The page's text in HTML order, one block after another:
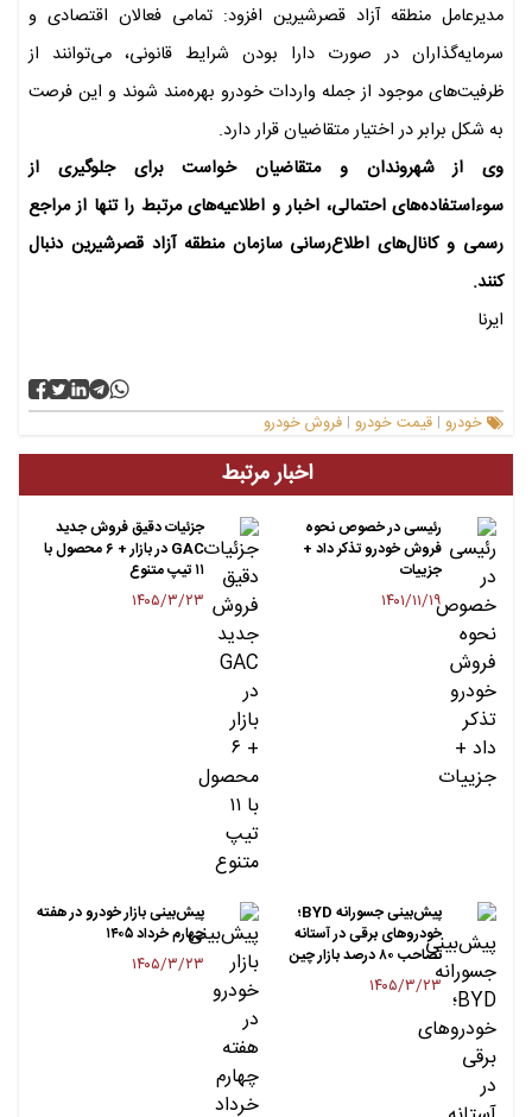
مدیرعامل منطقه آزاد قصرشیرین افزود: تمامی فعالان اقتصادی و
سرمایه‌گذاران در صورت دارا بودن شرایط قانونی، می‌توانند از
ظرفیت‌های موجود از جمله واردات خودرو بهره‌مند شوند و این فرصت
به شکل برابر در اختیار متقاضیان قرار دارد.
وی از شهروندان و متقاضیان خواست برای جلوگیری از
سوءاستفاده‌های احتمالی، اخبار و اطلاعیه‌های مرتبط را تنها از مراجع
رسمی و کانال‌های اطلاع‌رسانی سازمان منطقه آزاد قصرشیرین دنبال
کنند.
ایرنا
خودرو | قیمت خودرو | فروش خودرو
اخبار مرتبط
رئیسی در خصوص نحوه
فروش خودرو تذکر داد +
جزییات
۱۴۰۱/۱۱/۱۹
جزئیات دقیق فروش جدید
GAC در بازار + ۶ محصول با
۱۱ تیپ متنوع
۱۴۰۵/۳/۲۳
​پیش‌بینی جسورانه BYD؛
خودروهای برقی در آستانه
تصاحب ۸۰ درصد بازار چین
۱۴۰۵/۳/۲۳
پیش‌بینی بازار خودرو در هفته
چهارم خرداد ۱۴۰۵
۱۴۰۵/۳/۲۳